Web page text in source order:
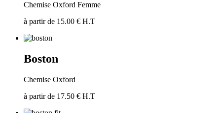
Chemise Oxford Femme
à partir de 15.00 € H.T
Boston
Chemise Oxford
à partir de 17.50 € H.T